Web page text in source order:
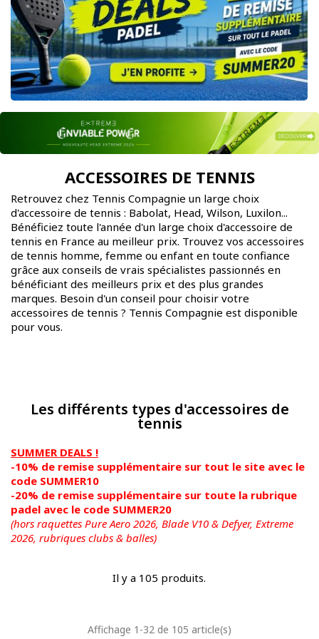
ACCESSOIRES DE TENNIS
Retrouvez chez Tennis Compagnie un large choix
d'accessoire de tennis : Babolat, Head, Wilson, Luxilon...
Bénéficiez toute l'année d'un large choix d'accessoire de
tennis en France au meilleur prix. Trouvez vos accessoires
de tennis homme, femme ou enfant en toute confiance
grâce aux conseils de vrais spécialistes passionnés en
bénéficiant des meilleurs prix et des plus grandes
marques. Besoin d'un conseil pour choisir votre
accessoires de tennis ? Tennis Compagnie est disponible
pour vous.
Les différents types d'accessoires de
tennis
SUMMER DEALS !
-10% de remise supplémentaire sur tout le site avec le
code SUMMER10
-20% de remise supplémentaire sur toute la rubrique
padel avec le code SUMMER20
(hors raquettes Pure Aero 2026, Blade V10 & Defyer, Extreme
2026, rubriques clubs & balles)
Il y a 105 produits.
Affichage 1-32 de 105 article(s)